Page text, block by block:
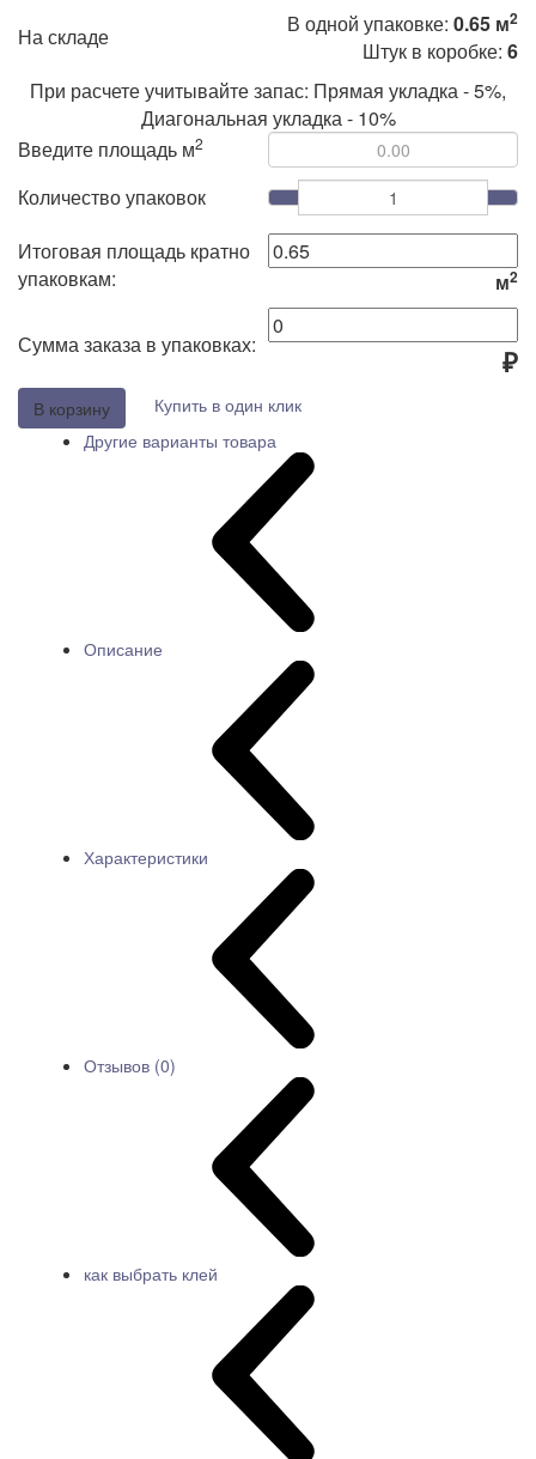
На складе
В одной упаковке: 0.65 м2
Штук в коробке: 6
При расчете учитывайте запас: Прямая укладка - 5%,
Диагональная укладка - 10%
Введите площадь м2
Количество упаковок
Итоговая площадь кратно
упаковкам:
м2
Сумма заказа в упаковках: ₽
В корзину
Купить в один клик
Другие варианты товара
Описание
Характеристики
Отзывов (0)
как выбрать клей